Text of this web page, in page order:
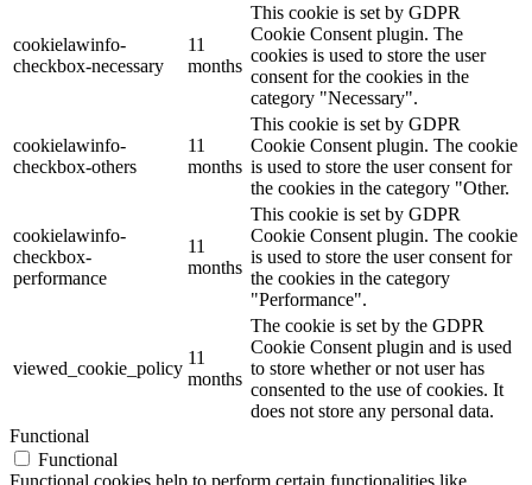
cookielawinfo-
checkbox-necessary
11
months
This cookie is set by GDPR
Cookie Consent plugin. The
cookies is used to store the user
consent for the cookies in the
category "Necessary".
cookielawinfo-
checkbox-others
11
months
This cookie is set by GDPR
Cookie Consent plugin. The cookie
is used to store the user consent for
the cookies in the category "Other.
cookielawinfo-
checkbox-
performance
11
months
This cookie is set by GDPR
Cookie Consent plugin. The cookie
is used to store the user consent for
the cookies in the category
"Performance".
viewed_cookie_policy
11
months
The cookie is set by the GDPR
Cookie Consent plugin and is used
to store whether or not user has
consented to the use of cookies. It
does not store any personal data.
Functional
Functional
Functional cookies help to perform certain functionalities like